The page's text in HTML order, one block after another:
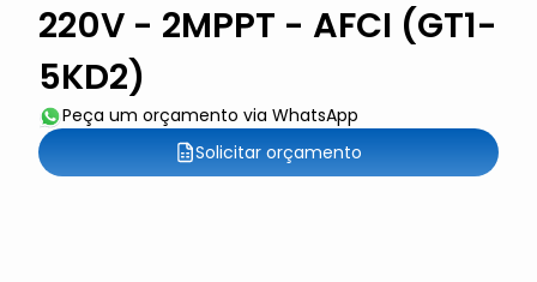
220V - 2MPPT - AFCI (GT1-
5KD2)
Peça um orçamento via WhatsApp
Solicitar orçamento